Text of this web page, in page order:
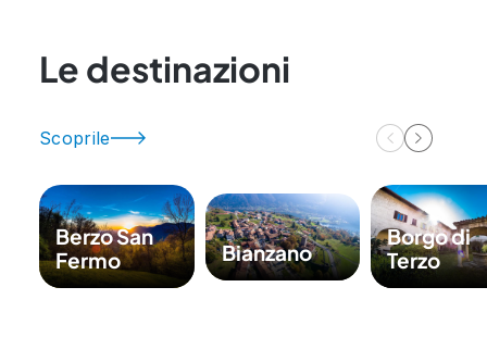
Le destinazioni
Scoprile
Berzo San
Fermo
Bianzano
Borgo di
Terzo